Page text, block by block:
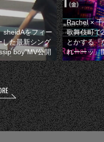
sheidAをフィー
した最新シング
boy”MV公開
Rachel ×
歌舞伎町で
とかする『
れーーッ』